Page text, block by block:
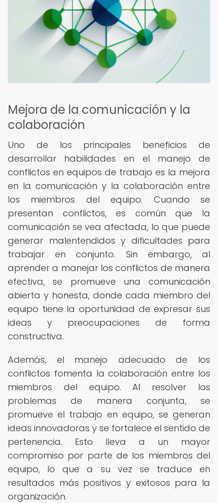
Mejora de la comunicación y la
colaboración
Uno de los principales beneficios de
desarrollar habilidades en el manejo de
conflictos en equipos de trabajo es la mejora
en la comunicación y la colaboración entre
los miembros del equipo. Cuando se
presentan conflictos, es común que la
comunicación se vea afectada, lo que puede
generar malentendidos y dificultades para
trabajar en conjunto. Sin embargo, al
aprender a manejar los conflictos de manera
efectiva, se promueve una comunicación
abierta y honesta, donde cada miembro del
equipo tiene la oportunidad de expresar sus
ideas y preocupaciones de forma
constructiva.
Además, el manejo adecuado de los
conflictos fomenta la colaboración entre los
miembros del equipo. Al resolver los
problemas de manera conjunta, se
promueve el trabajo en equipo, se generan
ideas innovadoras y se fortalece el sentido de
pertenencia. Esto lleva a un mayor
compromiso por parte de los miembros del
equipo, lo que a su vez se traduce en
resultados más positivos y exitosos para la
organización.